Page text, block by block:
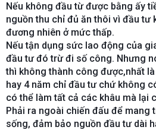
Nếu không đầu từ được bằng ấy
nguồn thu chỉ đủ ăn thôi vì đầu tư
đương nhiên ở mức thấp.
Nếu tận dụng sức lao động của
đầu tư đó trừ đi số công. Nhưng
thì không thành công được,nhất
hay 4 năm chỉ đầu tư chứ không
có thể làm tất cả các khâu mà lại
Phải ra ngoài chiến đấu để mang
sống, đảm bảo nguồn đầu tư dài